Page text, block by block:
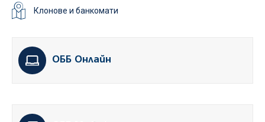
Клонове и банкомати
ОББ Онлайн